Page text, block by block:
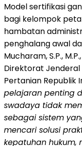
Model sertifikasi
bagi kelompok
hambatan
penghalang awal
Mucharam, S.P.,
Direktorat Jenderal
Pertanian Republik
pelajaran penting
swadaya tidak
sebagai sistem
mencari solusi
kepatuhan hukum,